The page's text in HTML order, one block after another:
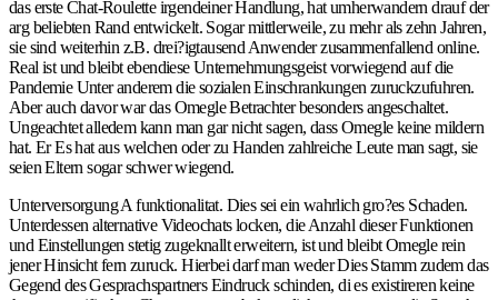
das erste Chat-Roulette irgendeiner Handlung, hat umherwandern drauf der
arg beliebten Rand entwickelt. Sogar mittlerweile, zu mehr als zehn Jahren,
sie sind weiterhin z.B. drei?igtausend Anwender zusammenfallend online.
Real ist und bleibt ebendiese Unternehmungsgeist vorwiegend auf die
Pandemie Unter anderem die sozialen Einschrankungen zuruckzufuhren.
Aber auch davor war das Omegle Betrachter besonders angeschaltet.
Ungeachtet alledem kann man gar nicht sagen, dass Omegle keine mildern
hat. Er Es hat aus welchen oder zu Handen zahlreiche Leute man sagt, sie
seien Eltern sogar schwer wiegend.
Unterversorgung A funktionalitat. Dies sei ein wahrlich gro?es Schaden.
Unterdessen alternative Videochats locken, die Anzahl dieser Funktionen
und Einstellungen stetig zugeknallt erweitern, ist und bleibt Omegle rein
jener Hinsicht fern zuruck. Hierbei darf man weder Dies Stamm zudem das
Gegend des Gesprachspartners Eindruck schinden, di es existireren keine